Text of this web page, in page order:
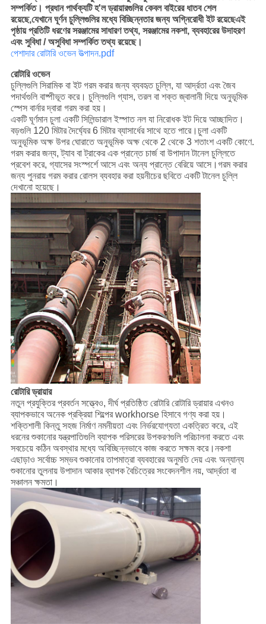
সম্পর্কিত। প্রধান পার্থক্যটি হ'ল ড্রায়ারগুলির কেবল বাইরের ধাতব শেল
রয়েছে,যেখানে ঘূর্ণন চুল্লিগুলির মধ্যে বিচ্ছিন্নতার জন্য অগ্নিরোধী ইট রয়েছেএই
পৃষ্ঠায় প্রতিটি ধরণের সরঞ্জামের সাধারণ তথ্য, সরঞ্জামের নকশা, ব্যবহারের উদাহরণ
এবং সুবিধা / অসুবিধা সম্পর্কিত তথ্য রয়েছে।
পেশাদার রোটারি ওভেন উত্পাদন.pdf
রোটারি ওভেন
চুল্লিগুলি সিরামিক বা ইট গরম করার জন্য ব্যবহৃত চুল্লি, যা আর্দ্রতা এবং জৈব
পদার্থগুলি বাষ্পীভূত করে। চুল্লিগুলি গ্যাস, তরল বা শক্ত জ্বালানী দিয়ে অনুভূমিক
স্পেস বার্নার দ্বারা গরম করা হয়।
একটি ঘূর্ণমান চুলা একটি সিলিন্ডারাল ইস্পাত নল যা নিরোধক ইট দিয়ে আচ্ছাদিত।
বড়গুলি 120 মিটার দৈর্ঘ্যের 6 মিটার ব্যাসার্ধের সাথে হতে পারে।চুলা একটি
অনুভূমিক অক্ষ উপর ঘোরাতে অনুভূমিক অক্ষ থেকে 2 থেকে 3 শতাংশ একটি কোণে.
গরম করার জন্য, ট্যাব বা ট্রাকের এক প্রান্তে চার্জ বা উপাদান টানেল চুল্লিতে
প্রবেশ করে, গ্যাসের সংস্পর্শে আসে এবং অন্য প্রান্তে বেরিয়ে আসে।গরম করার
জন্য পুনরায় গরম করার রোলস ব্যবহার করা হয়নীচের ছবিতে একটি টানেল চুল্লি
দেখানো হয়েছে।
রোটারি ড্রায়ার
নতুন প্রযুক্তির প্রবর্তন সত্ত্বেও, দীর্ঘ প্রতিষ্ঠিত রোটারি রোটারি ড্রায়ার এখনও
ব্যাপকভাবে অনেক প্রক্রিয়া শিল্পের workhorse হিসাবে গণ্য করা হয়।
শক্তিশালী কিন্তু সহজ নির্মাণ নমনীয়তা এবং নির্ভরযোগ্যতা একত্রিত করে, এই
ধরনের শুকানোর যন্ত্রপাতিগুলি ব্যাপক পরিসরের উপকরণগুলি পরিচালনা করতে এবং
সবচেয়ে কঠিন অবস্থার মধ্যে অবিচ্ছিন্নভাবে কাজ করতে সক্ষম করে।নকশা
এছাড়াও সর্বোচ্চ সম্ভব শুকানোর তাপমাত্রা ব্যবহারের অনুমতি দেয় এবং অন্যান্য
শুকানোর তুলনায় উপাদান আকার ব্যাপক বৈচিত্রের সংবেদনশীল নয়, আর্দ্রতা বা
সঞ্চালন ক্ষমতা।